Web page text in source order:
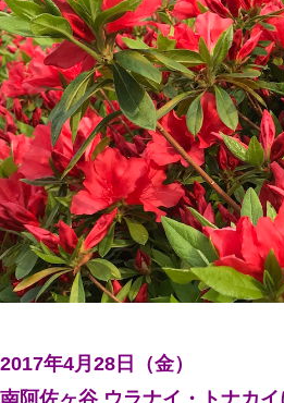
2017年4月28日（金）